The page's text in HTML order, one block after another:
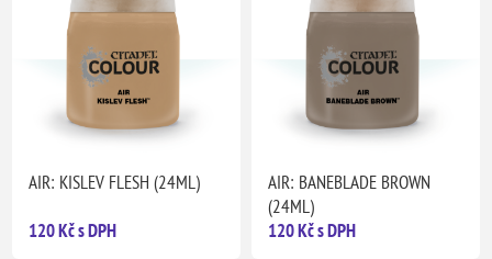
AIR: KISLEV FLESH (24ML)
120 Kč s DPH
AIR: BANEBLADE BROWN
(24ML)
120 Kč s DPH